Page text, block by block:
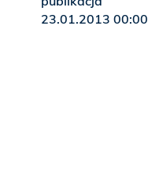
23.01.2013 00:00